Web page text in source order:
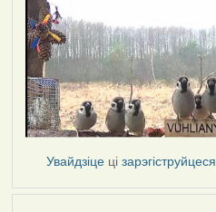
Увайдзіце цізарэгіструйцеся